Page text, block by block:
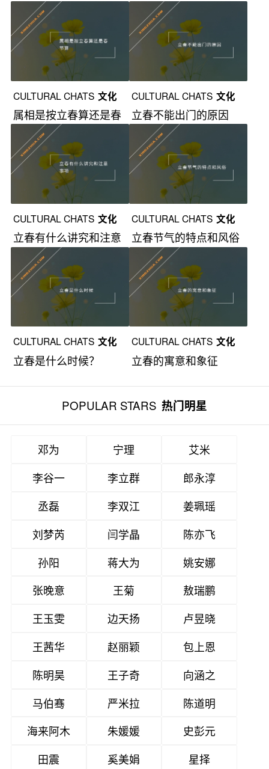
思？
CULTURAL CHATS 文化
漫谈
属相是按立春算还是春
节算？
CULTURAL CHATS 文化
漫谈
立春不能出门的原因
CULTURAL CHATS 文化
漫谈
立春有什么讲究和注意
事项？
CULTURAL CHATS 文化
漫谈
立春节气的特点和风俗
CULTURAL CHATS 文化
漫谈
立春是什么时候？
CULTURAL CHATS 文化
漫谈
立春的寓意和象征
POPULAR STARS 热门明星
邓为 宁理
艾米
李谷一
李立群
郎永淳
丞磊
李双江
姜珮瑶
刘梦芮
闫学晶
陈亦飞
孙阳
蒋大为
姚安娜
张晚意
王菊
敖瑞鹏
王玉雯
边天扬
卢昱晓
王茜华
赵丽颖
包上恩
陈明昊
王子奇
向涵之
马伯骞
严米拉
陈道明
海来阿木
朱媛媛
史彭元
田震
奚美娟 星择